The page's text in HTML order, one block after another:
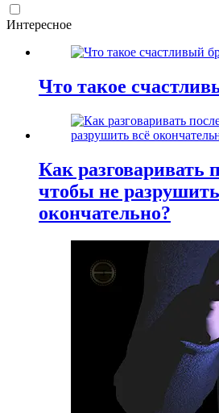
Интересное
Что такое
Как разговаривать
чтобы не
окончательно?